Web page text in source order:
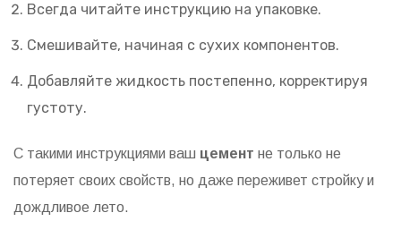
Всегда читайте инструкцию на упаковке.
Смешивайте, начиная с сухих компонентов.
Добавляйте жидкость постепенно, корректируя
густоту.
С такими инструкциями ваш цемент не только не
потеряет своих свойств, но даже переживет стройку и
дождливое лето.